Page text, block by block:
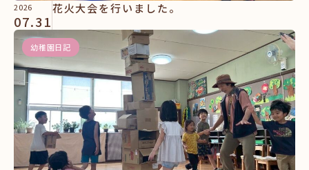
2026
07.31
花火大会を行いました。
幼稚園日記